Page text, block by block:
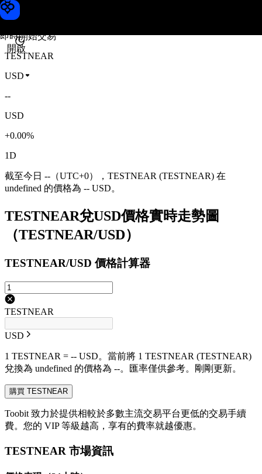
即時開始交易
開啟
TESTNEAR 價格
TESTNEAR
USD
--
USD
+0.00%
1D
截至今日 --（UTC+0），TESTNEAR (TESTNEAR) 在
undefined 的價格為 -- USD。
TESTNEAR兌USD價格實時走勢圖
（TESTNEAR/USD）
TESTNEAR/USD 價格計算器
TESTNEAR
USD
1 TESTNEAR = -- USD。當前將 1 TESTNEAR (TESTNEAR)
兌換為 undefined 的價格為 --。匯率僅供參考。剛剛更新。
購買 TESTNEAR
Toobit 致力於提供相較於多數主流交易平台更低的交易手續
費。您的 VIP 等級越高，享有的費率就越優惠。
TESTNEAR 市場資訊